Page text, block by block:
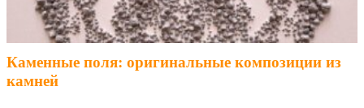
Каменные поля: оригинальные композиции из
камней